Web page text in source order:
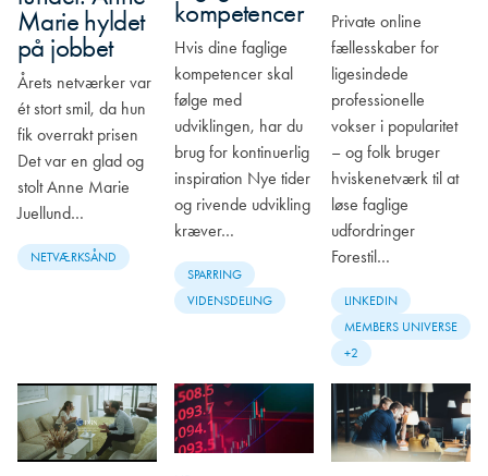
Marie hyldet
på jobbet
Årets netværker var
ét stort smil, da hun
fik overrakt prisen
Det var en glad og
stolt Anne Marie
Juellund…
NETVÆRKSÅND
kompetencer
Hvis dine faglige
kompetencer skal
følge med
udviklingen, har du
brug for kontinuerlig
inspiration Nye tider
og rivende udvikling
kræver…
SPARRING
VIDENSDELING
Private online
fællesskaber for
ligesindede
professionelle
vokser i popularitet
– og folk bruger
hviskenetværk til at
løse faglige
udfordringer
Forestil…
LINKEDIN
MEMBERS UNIVERSE
+2